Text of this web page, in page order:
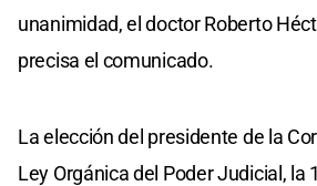
unanimidad, el doctor Roberto
precisa el comunicado.
La elección del presidente de la
Ley Orgánica del Poder Judicial, la